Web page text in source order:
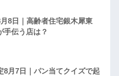
8日｜高齢者住宅銀木犀東
手伝う店は？
8月7日｜パン当てクイズで起